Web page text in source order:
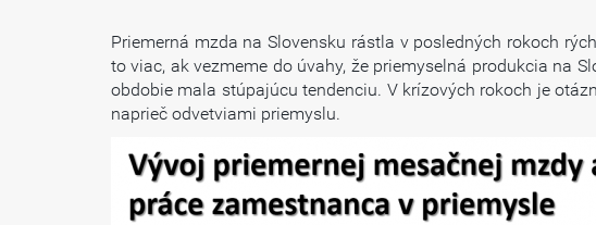
Priemerná mzda na Slovensku rástla v posledných rokoch
to viac, ak vezmeme do úvahy, že priemyselná produkcia na
obdobie mala stúpajúcu tendenciu. V krízových rokoch je
naprieč odvetviami priemyslu.